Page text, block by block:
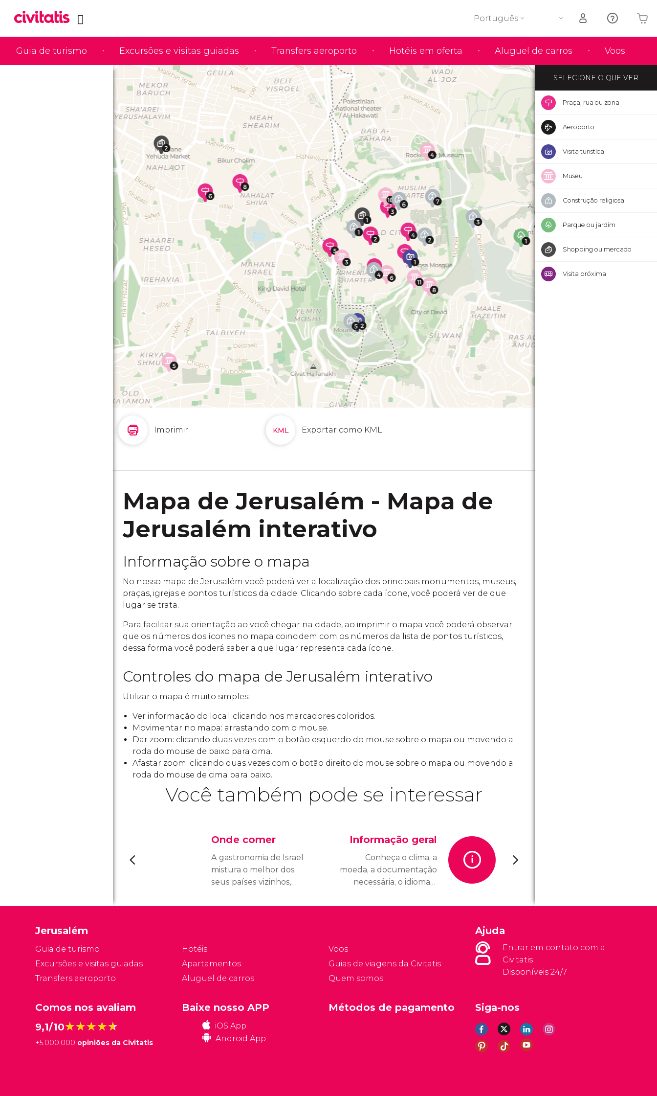
Guia de turismo Excursões e visitas guiadas Transfers aeroporto Hotéis em oferta Aluguel de carros Voos
Português
Imprimir Exportar como KML
Mapa de Jerusalém - Mapa de
Jerusalém interativo
Informação sobre o mapa
No nosso mapa de Jerusalém você poderá ver a localização dos principais monumentos, museus,
praças, igrejas e pontos turísticos da cidade. Clicando sobre cada ícone, você poderá ver de que
lugar se trata.
Para facilitar sua orientação ao você chegar na cidade, ao imprimir o mapa você poderá observar
que os números dos ícones no mapa coincidem com os números da lista de pontos turísticos,
dessa forma você poderá saber a que lugar representa cada ícone.
Controles do mapa de Jerusalém interativo
Utilizar o mapa é muito simples:
Ver informação do local: clicando nos marcadores coloridos.
Movimentar no mapa: arrastando com o mouse.
Dar zoom: clicando duas vezes com o botão esquerdo do mouse sobre o mapa ou movendo a
roda do mouse de baixo para cima.
Afastar zoom: clicando duas vezes com o botão direito do mouse sobre o mapa ou movendo a
roda do mouse de cima para baixo.
Você também pode se interessar
Onde comer
A gastronomia de Israel
mistura o melhor dos
seus países vizinhos,
cozinha cheia de sabor,
Informação geral
Conheça o clima, a
moeda, a documentação
necessária, o idioma e
Jerusalém para planejar
SELECIONE O QUE VER
Praça, rua ou zona
Aeroporto
Visita turistíca
Museu
Construção religiosa
Parque ou jardim
Shopping ou mercado
Visita próxima
Jerusalém
Guia de turismo
Excursões e visitas guiadas
Transfers aeroporto
Hotéis
Apartamentos
Aluguel de carros
Voos
Guias de viagens da Civitatis
Quem somos
Ajuda
Entrar em contato com a
Civitatis
Disponíveis 24/7
Comos nos avaliam
9,1/10★★★★★
★★★★★
+5.000.000 opiniões da Civitatis
Siga-nos
Baixe nosso APP
iOS App
Android App
Métodos de pagamento